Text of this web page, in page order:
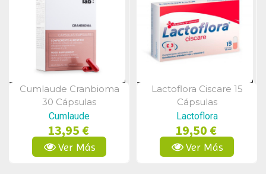
Vista Rápida
Cumlaude Cranbioma
30 Cápsulas
Cumlaude
13,95 €
Ver Más
Vista Rápida
Lactoflora Ciscare 15
Cápsulas
Lactoflora
19,50 €
Ver Más